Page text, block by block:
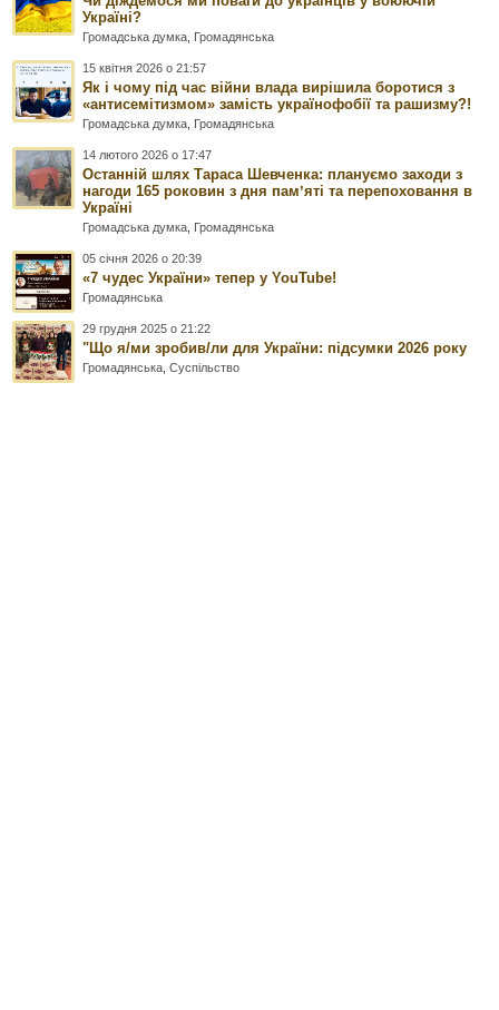
Україні?
Громадська думка Громадянська
15 квітня 2026 о 21:57
Як і чому під час війни влада вирішила боротися з
«антисемітизмом» замість українофобії та рашизму?!
Громадська думка Громадянська
14 лютого 2026 о 17:47
Останній шлях Тараса Шевченка: плануємо заходи з
нагоди 165 роковин з дня памʼяті та перепоховання в
Україні
Громадська думка Громадянська
05 січня 2026 о 20:39
«7 чудес України» тепер у YouTube!
Громадянська
29 грудня 2025 о 21:22
"Що я/ми зробив/ли для України: підсумки 2026 року
Громадянська ,Суспільство